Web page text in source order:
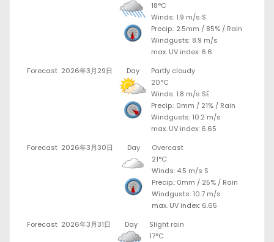
18°C
Winds: 1.9 m/s S
Precip.: 2.5mm / 85% / Rain
Windgusts: 8.9 m/s
max. UV index: 6.6
Forecast 2026年3月29日 Day
Partly cloudy
20°C
Winds: 1.8 m/s SE
Precip.: 0mm / 21% / Rain
Windgusts: 10.2 m/s
max. UV index: 6.65
Forecast 2026年3月30日 Day
Overcast
21°C
Winds: 4.5 m/s S
Precip.: 0mm / 25% / Rain
Windgusts: 10.7 m/s
max. UV index: 6.65
Forecast 2026年3月31日 Day
Slight rain
17°C